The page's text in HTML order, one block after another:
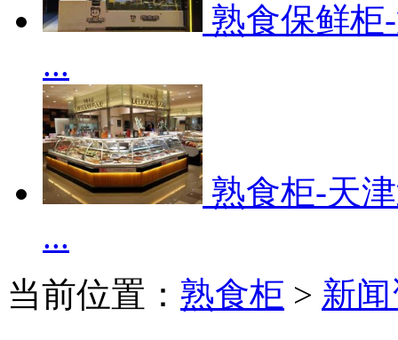
熟食保鲜柜
...
熟食柜-天
...
当前位置： 熟食柜 > 新